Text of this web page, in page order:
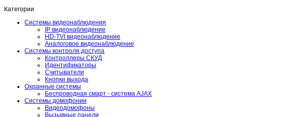
Категории
Системы видеонаблюдения
IP видеонаблюдение
HD-TVI видеонаблюдение
Аналоговое видеонаблюдение
Системы контроля доступа
Контроллеры СКУД
Идентификаторы
Считыватели
Кнопки выхода
Охранные системы
Беспроводная смарт - система AJAX
Системы домофонии
Видеодомофоны
Вызывные панели